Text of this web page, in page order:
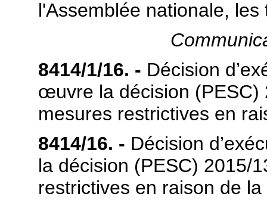
l'Assemblée nationale,
8414/1/16. - Décision
œuvre la décision (PESC)
mesures restrictives en
8414/16. - Décision
la décision (PESC) 2015/
restrictives en raison de